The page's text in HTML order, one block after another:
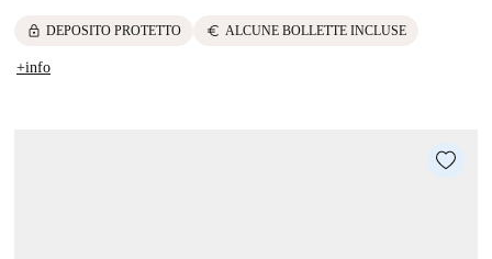
lock DEPOSITO PROTETTO euro ALCUNE BOLLETTE INCLUSE
+info